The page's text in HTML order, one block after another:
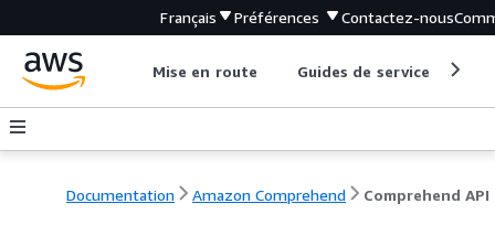
Français Préférences Contactez-nous
Mise en route Guides de service
Documentation Amazon Comprehend